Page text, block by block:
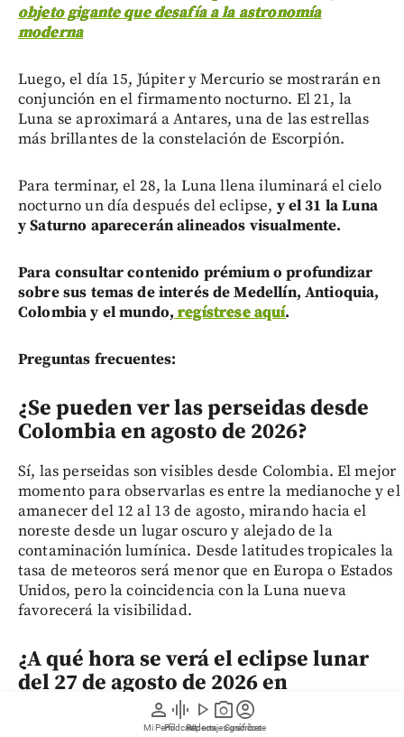
person
Mi Perfil
graphic_eq
Pódcast
play_arrow
Videos
photo_camera
Reportajes gráficos
account_circle
Suscríbete
objeto gigante que desafía a la astronomía
moderna
Luego, el día 15, Júpiter y Mercurio se mostrarán en
conjunción en el firmamento nocturno. El 21, la
Luna se aproximará a Antares, una de las estrellas
más brillantes de la constelación de Escorpión.
Para terminar, el 28, la Luna llena iluminará el cielo
nocturno un día después del eclipse, y el 31 la Luna
y Saturno aparecerán alineados visualmente.
Para consultar contenido prémium o profundizar
sobre sus temas de interés de Medellín, Antioquia,
Colombia y el mundo, regístrese aquí.
Preguntas frecuentes:
¿Se pueden ver las perseidas desde
Colombia en agosto de 2026?
Sí, las perseidas son visibles desde Colombia. El mejor
momento para observarlas es entre la medianoche y el
amanecer del 12 al 13 de agosto, mirando hacia el
noreste desde un lugar oscuro y alejado de la
contaminación lumínica. Desde latitudes tropicales la
tasa de meteoros será menor que en Europa o Estados
Unidos, pero la coincidencia con la Luna nueva
favorecerá la visibilidad.
¿A qué hora se verá el eclipse lunar
del 27 de agosto de 2026 en